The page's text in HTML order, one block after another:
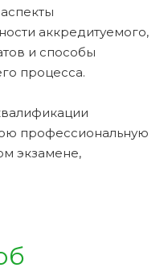
аккредитуемого,
и способы
процесса.
профессиональную
экзамене,